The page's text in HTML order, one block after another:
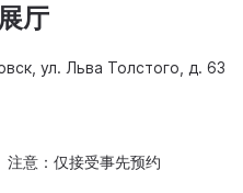
厅
ул. Льва Толстого, д. 63
意：仅接受事先预约